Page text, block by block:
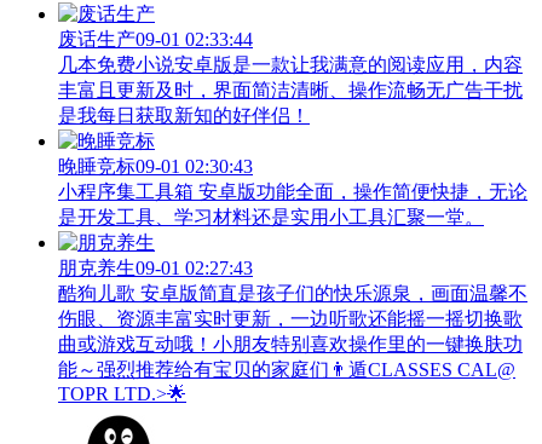
废话生产09-01 02:33:44
几本免费小说安卓版是一款让我满意的阅读应用，内容
丰富且更新及时，界面简洁清晰、操作流畅无广告干扰
是我每日获取新知的好伴侣！
晚睡竞标09-01 02:30:43
小程序集工具箱 安卓版功能全面，操作简便快捷，无论
是开发工具、学习材料还是实用小工具汇聚一堂。
朋克养生09-01 02:27:43
酷狗儿歌 安卓版简直是孩子们的快乐源泉，画面温馨不
伤眼、资源丰富实时更新，一边听歌还能摇一摇切换歌
曲或游戏互动哦！小朋友特别喜欢操作里的一键换肤功
能～强烈推荐给有宝贝的家庭们👨‍遁️CLASSES CAL@
TOPR LTD.>🌟